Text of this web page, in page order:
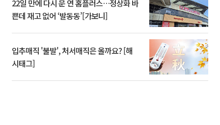
22일 만에 다시 문 연 홈플러스…정상화 바
쁜데 재고 없어 ‘발동동’[가보니]
입추매직 '불발', 처서매직은 올까요? [해
시태그]